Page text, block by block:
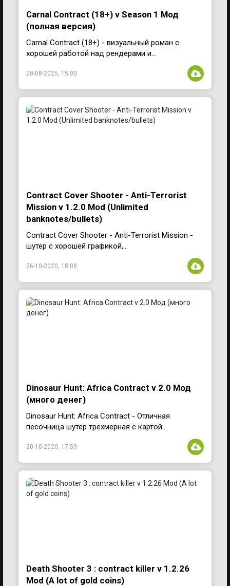
Carnal Contract (18+) v Season 1 Мод
(полная версия)
Carnal Contract (18+) - визуальный роман с
хорошей работой над рендерами и...
28-08-2025, 15:00
Contract Cover Shooter - Anti-Terrorist
Mission v 1.2.0 Mod (Unlimited
banknotes/bullets)
Contract Cover Shooter - Anti-Terrorist Mission -
шутер с хорошей графикой,...
26-10-2020, 18:08
Dinosaur Hunt: Africa Contract v 2.0 Мод
(много денег)
Dinosaur Hunt: Africa Contract - Отличная
песочница шутер трехмерная с картой...
20-10-2020, 17:59
Death Shooter 3 : contract killer v 1.2.26
Mod (A lot of gold coins)